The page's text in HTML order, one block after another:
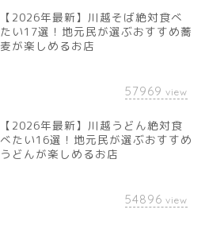
【2026年最新】川越そば絶対食べ
たい17選！地元民が選ぶおすすめ蕎
麦が楽しめるお店
57969 view
【2026年最新】川越うどん絶対食
べたい16選！地元民が選ぶおすすめ
うどんが楽しめるお店
54896 view